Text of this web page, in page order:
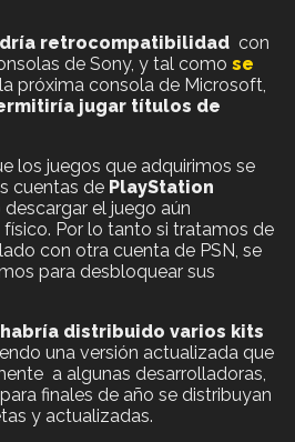
retrocompatibilidad con
de Sony, y tal como se
próxima consola de Microsoft,
jugar títulos de
los juegos que adquirimos se
cuentas de PlayStation
descargar el juego aún
Por lo tanto si tratamos de
con otra cuenta de PSN, se
para desbloquear sus
distribuido varios kits
una versión actualizada que
a algunas desarrolladoras,
finales de año se distribuyan
y actualizadas.